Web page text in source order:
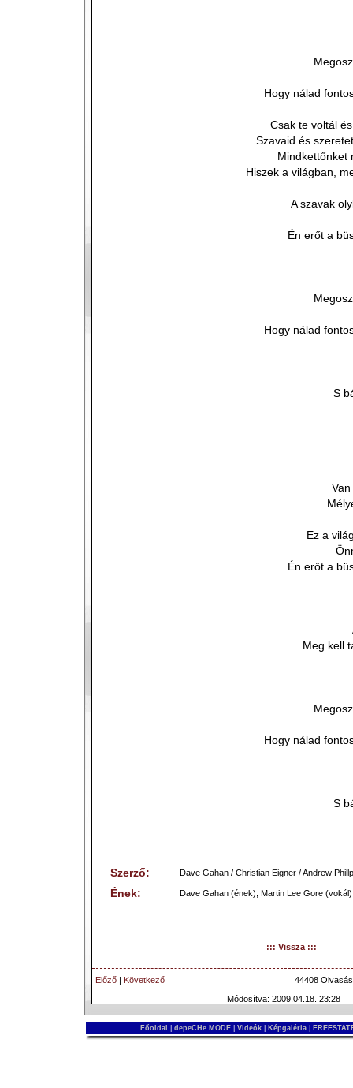
Hogy nálad
Csak te voltál
Szavaid és
Mindkettőnket
Hiszek a világban,
A szavak
Én erőt a
Hogy nálad
S
Ez a
Én erőt a
Meg kell
Hogy nálad
S
Szerző: Dave Gahan / Christian Eigner / Andrew
Ének: Dave Gahan (ének), Martin Lee Gore (vokál)
::: Vissza :::
Előző | Következő
44408
Módosítva: 2009.04.18. 23:28
Főoldal depeCHe MODE Videók Képgaléria